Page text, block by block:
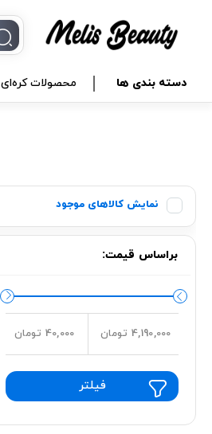
دسته بندی ها محصولات کره‌ای
نمایش کالاهای موجود
براساس قیمت:
40,000 تومان 4,190,000 تومان
فیلتر